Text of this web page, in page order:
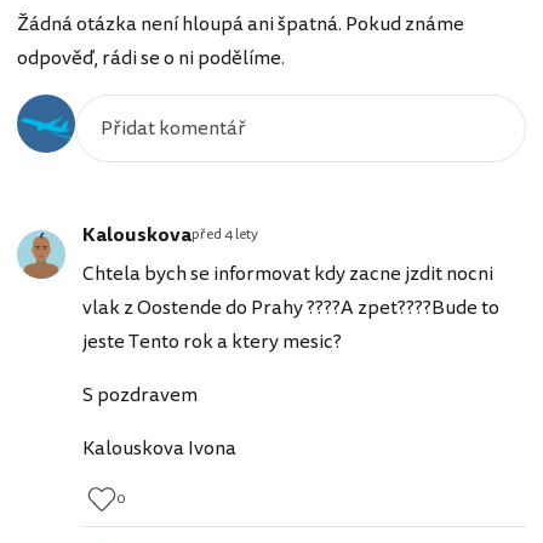
Žádná otázka není hloupá ani špatná. Pokud známe
odpověď, rádi se o ni podělíme.
Kalouskovapřed 4 lety
Chtela bych se informovat kdy zacne jzdit nocni
vlak z Oostende do Prahy ????A zpet????Bude to
jeste Tento rok a ktery mesic?
S pozdravem
Kalouskova Ivona
0